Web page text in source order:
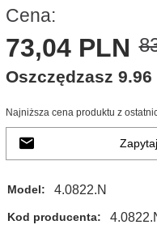
Cena:
73,04 PLN
Oszczędzasz 9.96
Najniższa cena produktu z
Model: 4.0822.N
Kod producenta: